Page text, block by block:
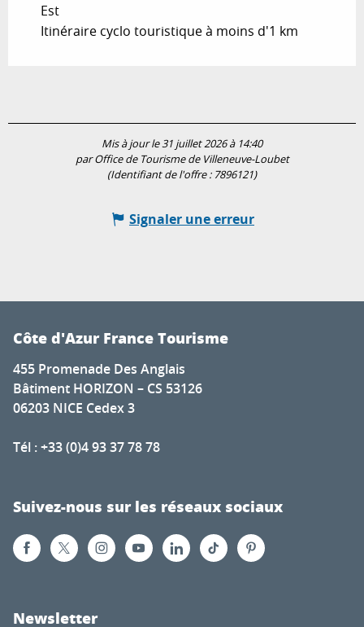
Est
Itinéraire cyclo touristique à moins d'1 km
Mis à jour le 31 juillet 2026 à 14:40
par Office de Tourisme de Villeneuve-Loubet
(Identifiant de l'offre : 7896121)
Signaler une erreur
Côte d'Azur France Tourisme
455 Promenade Des Anglais
Bâtiment HORIZON – CS 53126
06203 NICE Cedex 3
Tél : +33 (0)4 93 37 78 78
Suivez-nous sur les réseaux sociaux
Newsletter